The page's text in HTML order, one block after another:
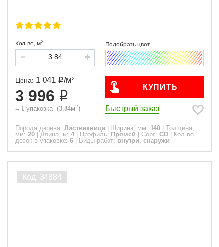
Кол-во, м2
Цена: 1 041 /м2
3 996
= 1 упаковка (3,84м2)
КУПИТЬ
Быстрый заказ
Порода дерева: Лиственница Ширина, мм: 140
Толщина,
мм: 20 Длина, м: 4 Профиль: Прямой Сорт: CD
Кол-во
досок в упаковке: 6 Виды работ: внутри, снаружи